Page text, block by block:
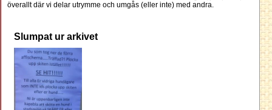
överallt där vi delar utrymme och umgås (eller inte) med andra.
Slumpat ur arkivet